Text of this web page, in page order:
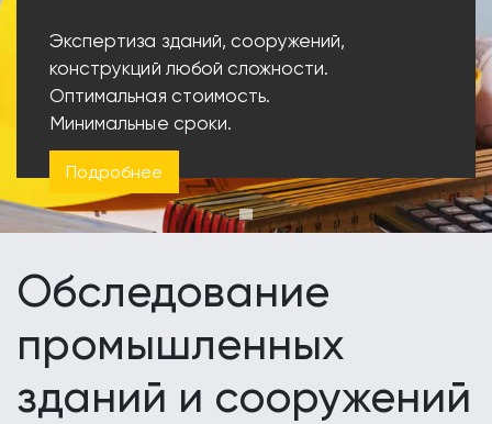
Экспертиза зданий, сооружений,
конструкций любой сложности.
Оптимальная стоимость.
Минимальные сроки.
Подробнее
Обследование
промышленных
зданий и сооружений